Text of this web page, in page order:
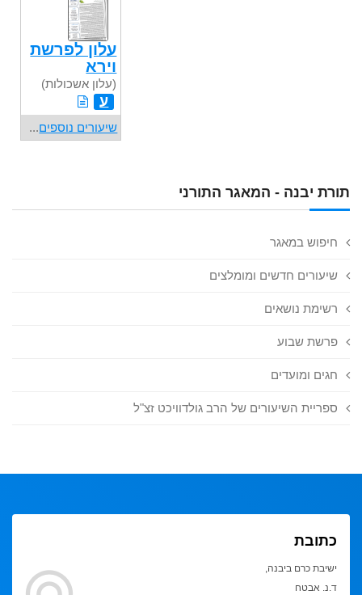
תורת יבנה - המאגר התורני
חיפוש במאגר
שיעורים חדשים ומומלצים
רשימת נושאים
פרשת שבוע
חגים ומועדים
ספריית השיעורים של הרב גולדוויכט זצ"ל
עלון לפרשת
וירא
(עלון אשכולות)
ע
שיעורים נוספים...
כתובת
ישיבת כרם ביבנה,
ד.נ. אבטח